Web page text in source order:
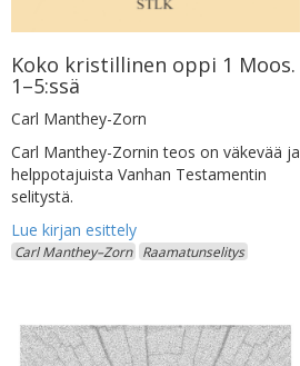
Koko kristillinen oppi 1 Moos.
1–5:ssä
Carl Manthey-Zorn
Carl Manthey-Zornin teos on väkevää ja
helppotajuista Vanhan Testamentin
selitystä.
Carl Manthey–Zorn Raamatunselitys